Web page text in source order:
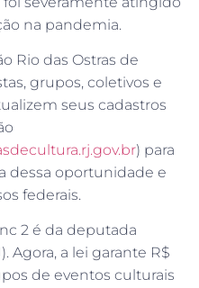
na pandemia.
Rio das Ostras de
grupos, coletivos e
seus cadastros
) para
dessa oportunidade e
federais.
2 é da deputada
Agora, a lei garante R$
de eventos culturais